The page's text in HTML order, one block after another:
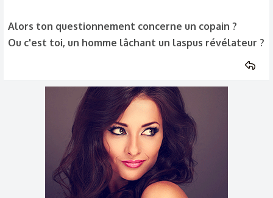
Alors ton questionnement concerne un copain ?
Ou c'est toi, un homme lâchant un laspus révélateur ?